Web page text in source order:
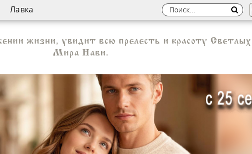
Лавка
жизни, увидит всю прелесть и красоту Светлых
Мира Нави.